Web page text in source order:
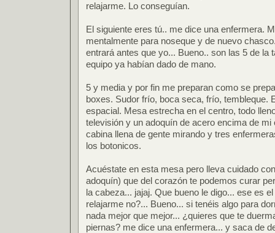
relajarme. Lo conseguían.
El siguiente eres tú.. me dice una enfermera.
mentalmente para noseque y de nuevo
entrará antes que yo... Bueno.. son las 5 de la
equipo ya habían dado de mano.
5 y media y por fin me preparan como se
boxes. Sudor frío, boca seca, frío, tembleque.
espacial. Mesa estrecha en el centro, todo
televisión y un adoquín de acero encima de mi
cabina llena de gente mirando y tres
los botonicos.
Acuéstate en esta mesa pero lleva cuidado
adoquín) que del corazón te podemos curar
la cabeza... jajaj. Que bueno le digo... ese es
relajarme no?... Bueno... si tenéis algo para
nada mejor que mejor... ¿quieres que te
piernas? me dice una enfermera... y saca de